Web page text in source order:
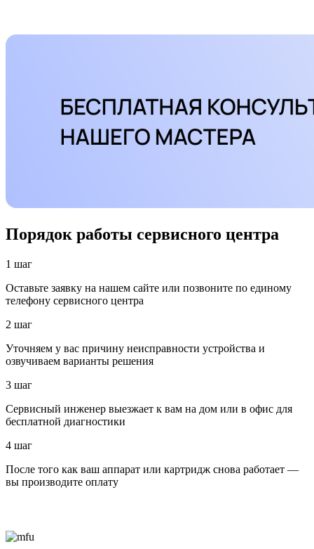
Порядок работы сервисного центра
1 шаг
Оставьте заявку на нашем сайте или позвоните по единому
телефону сервисного центра
2 шаг
Уточняем у вас причину неисправности устройства и
озвучиваем варианты решения
3 шаг
Сервисный инженер выезжает к вам на дом или в офис для
бесплатной диагностики
4 шаг
После того как ваш аппарат или картридж снова работает —
вы производите оплату